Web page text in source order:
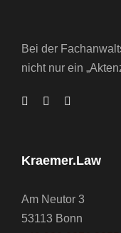
Bei der
nicht nur ein
Kraemer.Law
Am Neutor 3
53113 Bonn